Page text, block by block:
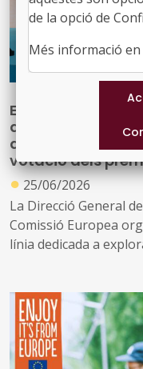
El Festival del
a Brussel·les
d'euros per a la
votació dels
● 25/06/2026
La Direcció General
Comissió Europea
línia dedicada a
trobada s'emmarca
Academia-Public
Creation", els
de 2026.
de la opció de
Més informació